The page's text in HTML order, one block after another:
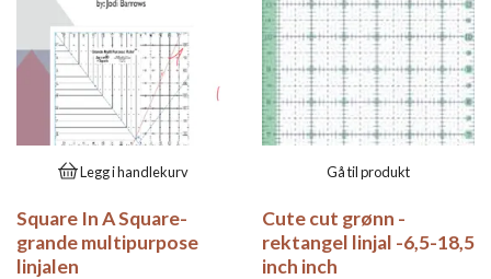
Legg i handlekurv
Square In A Square-
grande multipurpose
linjalen
Gå til produkt
Cute cut grønn -
rektangel linjal -6,5-18,5
inch inch